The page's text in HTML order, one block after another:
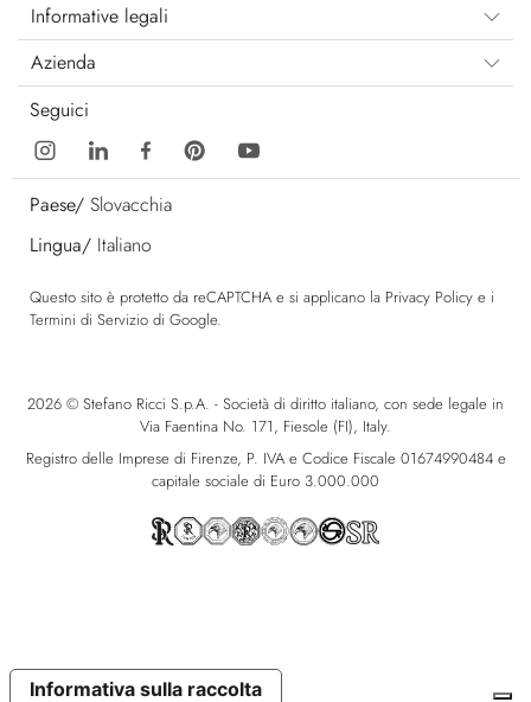
Informative legali
Azienda
Seguici
Paese/ Slovacchia
Lingua/ Italiano
Questo sito è protetto da reCAPTCHA e si applicano la Privacy Policy e i
Termini di Servizio di Google.
2026 © Stefano Ricci S.p.A. - Società di diritto italiano, con sede legale in
Via Faentina No. 171, Fiesole (FI), Italy.
Registro delle Imprese di Firenze, P. IVA e Codice Fiscale 01674990484 e
capitale sociale di Euro 3.000.000
Informativa sulla raccolta